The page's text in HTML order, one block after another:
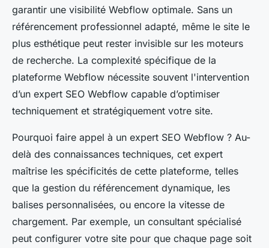
garantir une visibilité Webflow optimale. Sans un
référencement professionnel adapté, même le site le
plus esthétique peut rester invisible sur les moteurs
de recherche. La complexité spécifique de la
plateforme Webflow nécessite souvent l'intervention
d’un expert SEO Webflow capable d’optimiser
techniquement et stratégiquement votre site.
Pourquoi faire appel à un expert SEO Webflow ? Au-
delà des connaissances techniques, cet expert
maîtrise les spécificités de cette plateforme, telles
que la gestion du référencement dynamique, les
balises personnalisées, ou encore la vitesse de
chargement. Par exemple, un consultant spécialisé
peut configurer votre site pour que chaque page soit